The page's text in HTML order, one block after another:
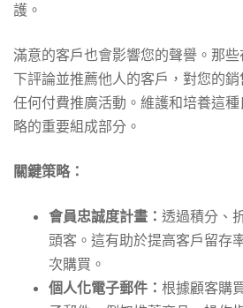
護。
滿意的客戶也會影響您的聲譽。那
下評論並推薦他人的客戶，對您的
任何付費推廣活動。維護和培養這
略的重要組成部分。
關鍵策略：
會員忠誠度計畫： 透過積分、
頭客。這有助於提高客戶留存
次購買。
個人化電子郵件： 根據顧客購